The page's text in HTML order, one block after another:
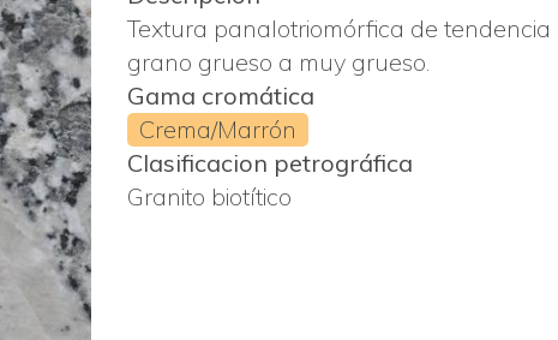
Textura panalotriomórfica de
grano grueso a muy grueso.
Gama cromática
Crema/Marrón
Clasificacion petrográfica
Granito biotítico